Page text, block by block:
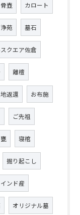
骨壺 カロート
苑 墓石
クエア佐倉
離檀
返還 お布施
ご先祖
甕 寝棺
掘り起こし
インド産
オリジナル墓